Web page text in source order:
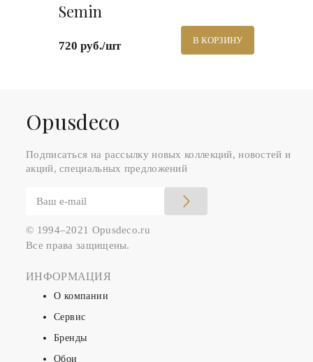
Semin
720 руб./шт В КОРЗИНУ
Оpusdeco
Подписаться на рассылку новых коллекций, новостей и
акций, специальных предложений
© 1994–2021 Opusdeco.ru
Все права защищены.
ИНФОРМАЦИЯ
О компании
Сервис
Бренды
Обои